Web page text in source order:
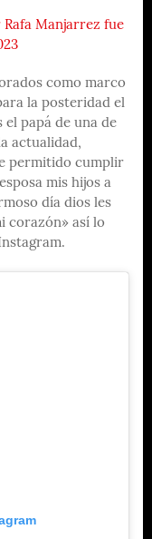
Manjarrez fue
como marco
la posteridad el
el papá de una de
actualidad,
permitido cumplir
mis hijos a
día dios les
corazón» así lo